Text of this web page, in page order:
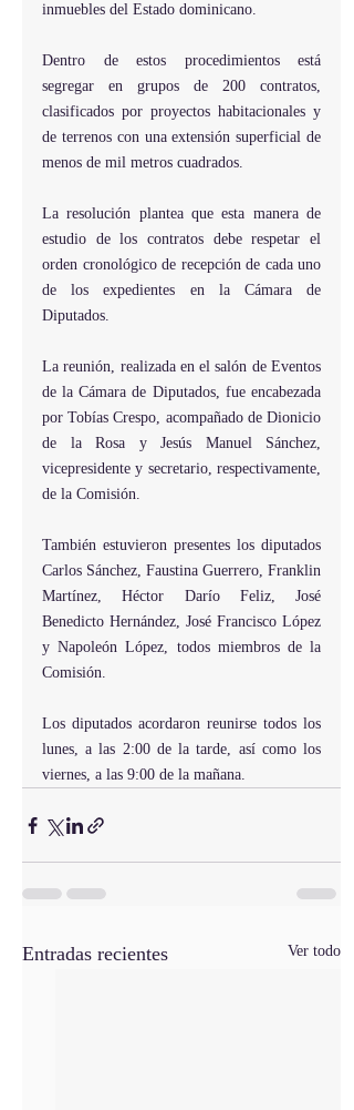
inmuebles del Estado dominicano.
Dentro de estos procedimientos está
segregar en grupos de 200 contratos,
clasificados por proyectos habitacionales y
de terrenos con una extensión superficial de
menos de mil metros cuadrados.
La resolución plantea que esta manera de
estudio de los contratos debe respetar el
orden cronológico de recepción de cada uno
de los expedientes en la Cámara de
Diputados.
La reunión, realizada en el salón de Eventos
de la Cámara de Diputados, fue encabezada
por Tobías Crespo, acompañado de Dionicio
de la Rosa y Jesús Manuel Sánchez,
vicepresidente y secretario, respectivamente,
de la Comisión.
También estuvieron presentes los diputados
Carlos Sánchez, Faustina Guerrero, Franklin
Martínez, Héctor Darío Feliz, José
Benedicto Hernández, José Francisco López
y Napoleón López, todos miembros de la
Comisión.
Los diputados acordaron reunirse todos los
lunes, a las 2:00 de la tarde, así como los
viernes, a las 9:00 de la mañana.
Entradas recientes Ver todo